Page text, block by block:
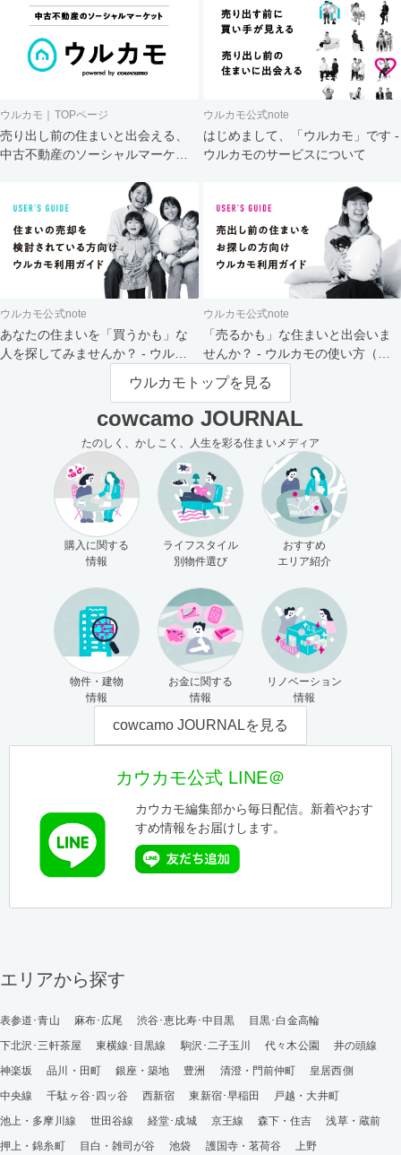
ウルカモ｜TOPページ
売り出し前の住まいと出会える、
中古不動産のソーシャルマーケッ
ウルカモ公式note
はじめまして、「ウルカモ」です -
ウルカモのサービスについて
ウルカモ公式note
あなたの住まいを「買うかも」な
人を探してみませんか？ - ウルカ
ウルカモ公式note
「売るかも」な住まいと出会いま
せんか？ - ウルカモの使い方（買
主さま向け）
ウルカモトップを見る
cowcamo JOURNAL
たのしく、かしこく、人生を彩る住まいメディア
購入に関する
情報
ライフスタイル
別物件選び
おすすめ
エリア紹介
物件・建物
情報
お金に関する
情報
リノベーション
情報
cowcamo JOURNALを見る
カウカモ公式 LINE＠
カウカモ編集部から毎日配信。新着やおす
すめ情報をお届けします。
エリアから探す
表参道･青山 麻布･広尾 渋谷･恵比寿･中目黒
目黒･白金高輪
下北沢･三軒茶屋
東横線･目黒線 駒沢･二子玉川 代々木公園
井の頭線
神楽坂
品川・田町 銀座・築地 豊洲 清澄・門前仲町
皇居西側
中央線
千駄ヶ谷･四ッ谷 西新宿 東新宿･早稲田
戸越・大井町
池上・多摩川線
世田谷線 経堂･成城 京王線 森下・住吉
浅草・蔵前
押上・錦糸町
目白・雑司が谷 池袋 護国寺・茗荷谷
上野